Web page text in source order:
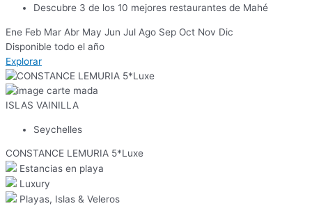
Descubre 3 de los 10 mejores restaurantes de Mahé
Ene Feb Mar Abr May Jun Jul Ago Sep Oct Nov Dic
Disponible todo el año
Explorar
ISLAS VAINILLA
Seychelles
CONSTANCE LEMURIA 5*Luxe
Estancias en playa
Luxury
Playas, Islas & Veleros